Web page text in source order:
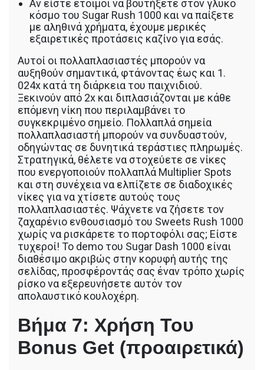
Αν είστε έτοιμοι να βουτήξετε στον γλυκό
κόσμο του Sugar Rush 1000 και να παίξετε
με αληθινά χρήματα, έχουμε μερικές
εξαιρετικές προτάσεις καζίνο για εσάς.
Αυτοί οι πολλαπλασιαστές μπορούν να
αυξηθούν σημαντικά, φτάνοντας έως και 1.
024x κατά τη διάρκεια του παιχνιδιού.
Ξεκινούν από 2x και διπλασιάζονται με κάθε
επόμενη νίκη που περιλαμβάνει το
συγκεκριμένο σημείο. Πολλαπλά σημεία
πολλαπλασιαστή μπορούν να συνδυαστούν,
οδηγώντας σε δυνητικά τεράστιες πληρωμές.
Στρατηγικά, θέλετε να στοχεύετε σε νίκες
που ενεργοποιούν πολλαπλά Multiplier Spots
και στη συνέχεια να ελπίζετε σε διαδοχικές
νίκες για να χτίσετε αυτούς τους
πολλαπλασιαστές. Ψάχνετε να ζήσετε τον
ζαχαρένιο ενθουσιασμό του Sweets Rush 1000
χωρίς να ρισκάρετε το πορτοφόλι σας; Είστε
τυχεροί! Το demo του Sugar Dash 1000 είναι
διαθέσιμο ακριβώς στην κορυφή αυτής της
σελίδας, προσφέροντάς σας έναν τρόπο χωρίς
ρίσκο να εξερευνήσετε αυτόν τον
απολαυστικό κουλοχέρη.
Βήμα 7: Χρήση Του
Bonus Get (προαιρετικά)